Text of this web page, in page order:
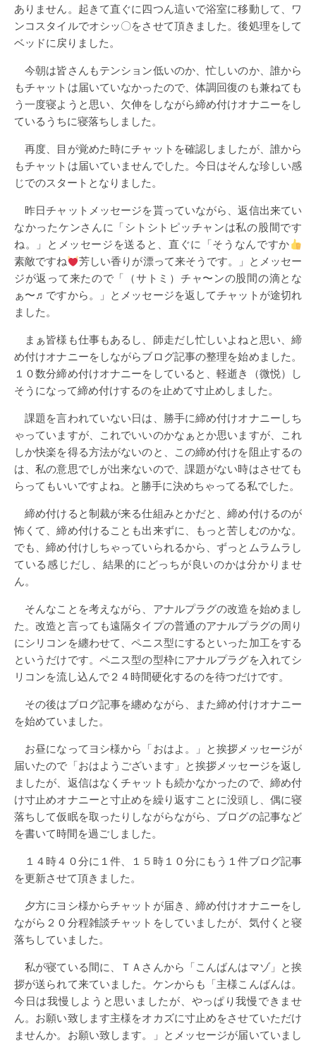
ありません。起きて直ぐに四つん這いで浴室に移動して、ワ
ンコスタイルでオシッ〇をさせて頂きました。後処理をして
ベッドに戻りました。
今朝は皆さんもテンション低いのか、忙しいのか、誰から
もチャットは届いていなかったので、体調回復のも兼ねても
う一度寝ようと思い、欠伸をしながら締め付けオナニーをし
ているうちに寝落ちしました。
再度、目が覚めた時にチャットを確認しましたが、誰から
もチャットは届いていませんでした。今日はそんな珍しい感
じでのスタートとなりました。
昨日チャットメッセージを貰っていながら、返信出来てい
なかったケンさんに「シトシトピッチャンは私の股間です
ね。」とメッセージを送ると、直ぐに「そうなんですか
素敵ですね
芳しい香りが漂って来そうです。」とメッセー
ジが返って来たので「（サトミ）チャ〜ンの股間の滴とな
ぁ〜♬ですから。」とメッセージを返してチャットが途切れ
ました。
まぁ皆様も仕事もあるし、師走だし忙しいよねと思い、締
め付けオナニーをしながらブログ記事の整理を始めました。
１０数分締め付けオナニーをしていると、軽逝き（微悦）し
そうになって締め付けするのを止めて寸止めしました。
課題を言われていない日は、勝手に締め付けオナニーしち
ゃっていますが、これでいいのかなぁとか思いますが、これ
しか快楽を得る方法がないのと、この締め付けを阻止するの
は、私の意思でしが出来ないので、課題がない時はさせても
らってもいいですよね。と勝手に決めちゃってる私でした。
締め付けると制裁が来る仕組みとかだと、締め付けるのが
怖くて、締め付けることも出来ずに、もっと苦しむのかな。
でも、締め付けしちゃっていられるから、ずっとムラムラし
ている感じだし、結果的にどっちが良いのかは分かりませ
ん。
そんなことを考えながら、アナルプラグの改造を始めまし
た。改造と言っても遠隔タイプの普通のアナルプラグの周り
にシリコンを纏わせて、ペニス型にするといった加工をする
というだけです。ペニス型の型枠にアナルプラグを入れてシ
リコンを流し込んで２４時間硬化するのを待つだけです。
その後はブログ記事を纏めながら、また締め付けオナニー
を始めていました。
お昼になってヨシ様から「おはよ。」と挨拶メッセージが
届いたので「おはようございます」と挨拶メッセージを返し
ましたが、返信はなくチャットも続かなかったので、締め付
け寸止めオナニーと寸止めを繰り返すことに没頭し、偶に寝
落ちして仮眠を取ったりしながらながら、ブログの記事など
を書いて時間を過ごしました。
１４時４０分に１件、１５時１０分にもう１件ブログ記事
を更新させて頂きました。
夕方にヨシ様からチャットが届き、締め付けオナニーをし
ながら２０分程雑談チャットをしていましたが、気付くと寝
落ちしていました。
私が寝ている間に、ＴＡさんから「こんばんはマゾ」と挨
拶が送られて来ていました。ケンからも「主様こんばんは。
今日は我慢しようと思いましたが、やっぱり我慢できませ
ん。お願い致します主様をオカズに寸止めをさせていただけ
ませんか。お願い致します。」とメッセージが届いていまし